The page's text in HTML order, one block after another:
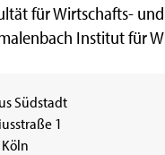
für Wirtschafts-
Institut für
Südstadt
1